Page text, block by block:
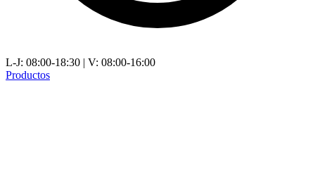
L-J: 08:00-18:30 | V: 08:00-16:00
Productos